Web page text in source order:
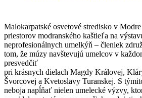
Malokarpatské osvetové stredisko v
priestorov modranského kaštieľa na
neprofesionálnych umelkýň – členiek
tom, že múzy navštevujú umelcov v
presvedčiť
pri krásnych dielach Magdy Královej,
Švorcovej a Kvetoslavy Turanskej. S
neboja napĺňať nielen umelecké výzvy,